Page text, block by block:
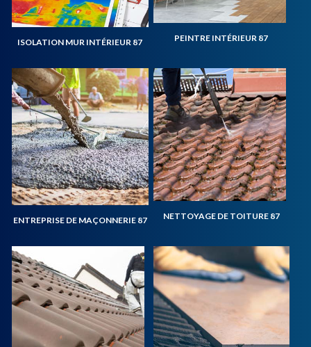
ISOLATION MUR INTÉRIEUR 87 PEINTRE INTÉRIEUR 87
ENTREPRISE DE MAÇONNERIE 87 NETTOYAGE DE TOITURE 87